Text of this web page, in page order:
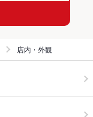
店内・外観